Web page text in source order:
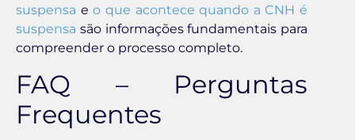
suspensa eo que acontece quando a CNH é
suspensa são informações fundamentais para
compreender o processo completo.
FAQ – Perguntas
Frequentes